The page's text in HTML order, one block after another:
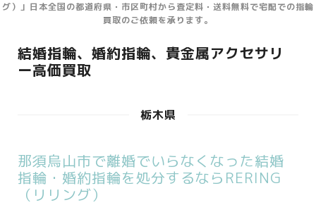
グ）」日本全国の都道府県・市区町村から査定料・送料無料で宅配での指輪
買取のご依頼を承ります。
結婚指輪、婚約指輪、貴金属アクセサリ
ー高価買取
栃木県
那須烏山市で離婚でいらなくなった結婚
指輪・婚約指輪を処分するならRERING
（リリング）